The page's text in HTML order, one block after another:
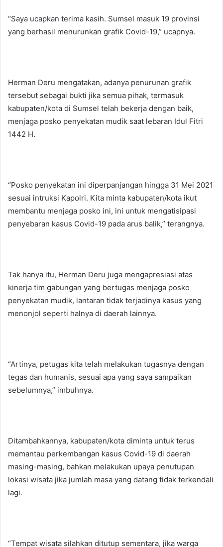
“Saya ucapkan terima kasih. Sumsel masuk 19 provinsi
yang berhasil menurunkan grafik Covid-19,” ucapnya.
Herman Deru mengatakan, adanya penurunan grafik
tersebut sebagai bukti jika semua pihak, termasuk
kabupaten/kota di Sumsel telah bekerja dengan baik,
menjaga posko penyekatan mudik saat lebaran Idul Fitri
1442 H.
“Posko penyekatan ini diperpanjangan hingga 31 Mei 2021
sesuai intruksi Kapolri. Kita minta kabupaten/kota ikut
membantu menjaga posko ini, ini untuk mengatisipasi
penyebaran kasus Covid-19 pada arus balik,” terangnya.
Tak hanya itu, Herman Deru juga mengapresiasi atas
kinerja tim gabungan yang bertugas menjaga posko
penyekatan mudik, lantaran tidak terjadinya kasus yang
menonjol seperti halnya di daerah lainnya.
“Artinya, petugas kita telah melakukan tugasnya dengan
tegas dan humanis, sesuai apa yang saya sampaikan
sebelumnya,” imbuhnya.
Ditambahkannya, kabupaten/kota diminta untuk terus
memantau perkembangan kasus Covid-19 di daerah
masing-masing, bahkan melakukan upaya penutupan
lokasi wisata jika jumlah masa yang datang tidak terkendali
lagi.
“Tempat wisata silahkan ditutup sementara, jika warga